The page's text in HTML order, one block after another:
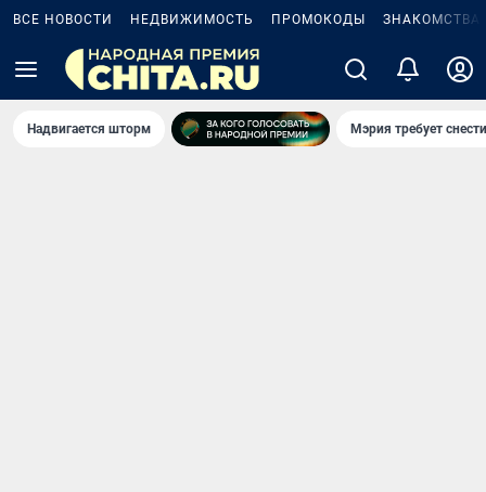
ВСЕ НОВОСТИ НЕДВИЖИМОСТЬ ПРОМОКОДЫ ЗНАКОМСТВА
Надвигается шторм Мэрия требует